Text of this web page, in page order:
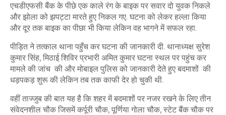
एचडीएफसी बैंक के पीछे एक काले रंग के बाइक पर सवार दो युवक निकले
और झोला को झपट्टा मारते हुए निकल गए. घटना को लेकर हल्ला किया
और दूर तक बाइक का पीछा भी किया लेकिन वह भागने में सफल रहा.
पीड़ित ने तत्काल थाना पहुँच कर घटना की जानकारी दी. थानाध्यक्ष सुरेश
कुमार सिंह, मिठाई शिविर प्रभारी अमित कुमार घटना स्थल पर पहुंच कर
मामले की जांच की और मोबाइल पुलिस को जानकारी देते हुए बदमाशों की
धड़पकड़ शुरू की लेकिन तब तक काफी देर हो चुकी थी.
वहीं ताज्जुब की बात यह है कि शहर में बदमाशों पर नजर रखने के लिए तीन
संवेदनशील चौक जिसमें कर्पूरी चौक, पूर्णिया गोला चौक, स्टेट बैंक चौक पर